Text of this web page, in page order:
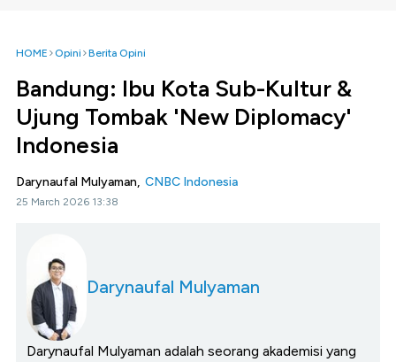
HOME Opini Berita Opini
Bandung: Ibu Kota Sub-Kultur &
Ujung Tombak 'New Diplomacy'
Indonesia
Darynaufal Mulyaman, CNBC Indonesia
25 March 2026 13:38
Darynaufal Mulyaman
Darynaufal Mulyaman adalah seorang akademisi yang